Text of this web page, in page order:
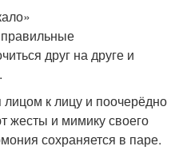
правильные
друг на друге и
лицом к лицу и поочерёдно
жесты и мимику своего
сохраняется в паре.